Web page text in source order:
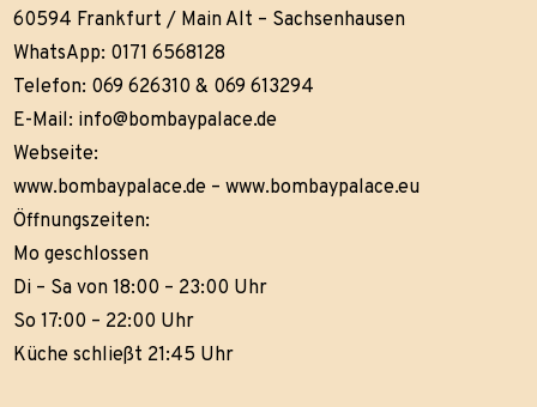
60594 Frankfurt / Main Alt – Sachsenhausen
WhatsApp: 0171 6568128
Telefon: 069 626310 & 069 613294
E-Mail: info@bombaypalace.de
Webseite:
www.bombaypalace.de – www.bombaypalace.eu
Öffnungszeiten:
Mo geschlossen
Di – Sa von 18:00 – 23:00 Uhr
So 17:00 – 22:00 Uhr
Küche schließt 21:45 Uhr